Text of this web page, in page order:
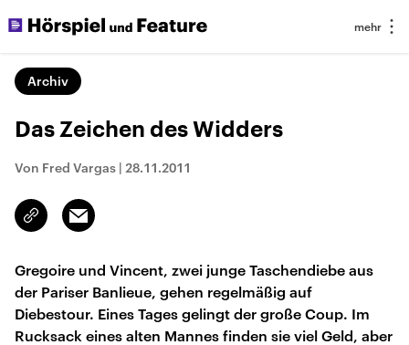
Archiv
Das Zeichen des Widders
Von Fred Vargas | 28.11.2011
Link
kopieren/teilen
Email
Gregoire und Vincent, zwei junge Taschendiebe aus
der Pariser Banlieue, gehen regelmäßig auf
Diebestour. Eines Tages gelingt der große Coup. Im
Rucksack eines alten Mannes finden sie viel Geld, aber